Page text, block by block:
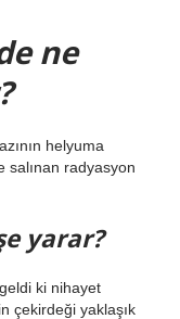
ne
helyuma
salınan radyasyon
yarar?
ki nihayet
çekirdeği yaklaşık